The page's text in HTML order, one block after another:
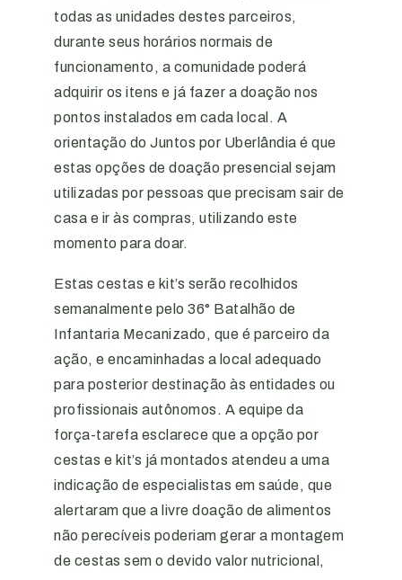
todas as unidades destes parceiros,
durante seus horários normais de
funcionamento, a comunidade poderá
adquirir os itens e já fazer a doação nos
pontos instalados em cada local. A
orientação do Juntos por Uberlândia é que
estas opções de doação presencial sejam
utilizadas por pessoas que precisam sair de
casa e ir às compras, utilizando este
momento para doar.
Estas cestas e kit’s serão recolhidos
semanalmente pelo 36° Batalhão de
Infantaria Mecanizado, que é parceiro da
ação, e encaminhadas a local adequado
para posterior destinação às entidades ou
profissionais autônomos. A equipe da
força-tarefa esclarece que a opção por
cestas e kit’s já montados atendeu a uma
indicação de especialistas em saúde, que
alertaram que a livre doação de alimentos
não perecíveis poderiam gerar a montagem
de cestas sem o devido valor nutricional,